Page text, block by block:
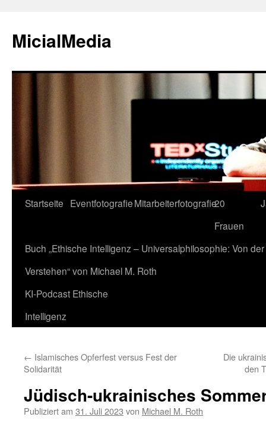
MicialMedia
Zum
springen
Startseite EventfotografieMitarbeiterfotografie20
Frauen
Buch „Ethische Intelligenz – Universalphilosophie: Von
Verstehen“ von Michael M. Roth
KI-Podcast Ethische
Intelligenz
← Islamisches Opferfest versus Fest der
Solidarität
Die
den
Jüdisch-ukrainisches
Publiziert am 31. Juli 2023 von Michael M. Roth